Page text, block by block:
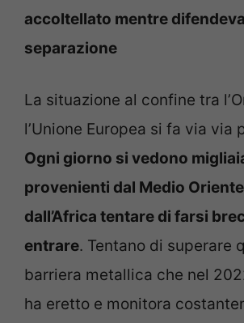
accoltellato mentre
separazione
La situazione al confine tra
l’Unione Europea si fa via via
Ogni giorno si vedono
provenienti dal Medio
dall’Africa tentare di farsi
entrare. Tentano di superare
barriera metallica che nel
ha eretto e monitora